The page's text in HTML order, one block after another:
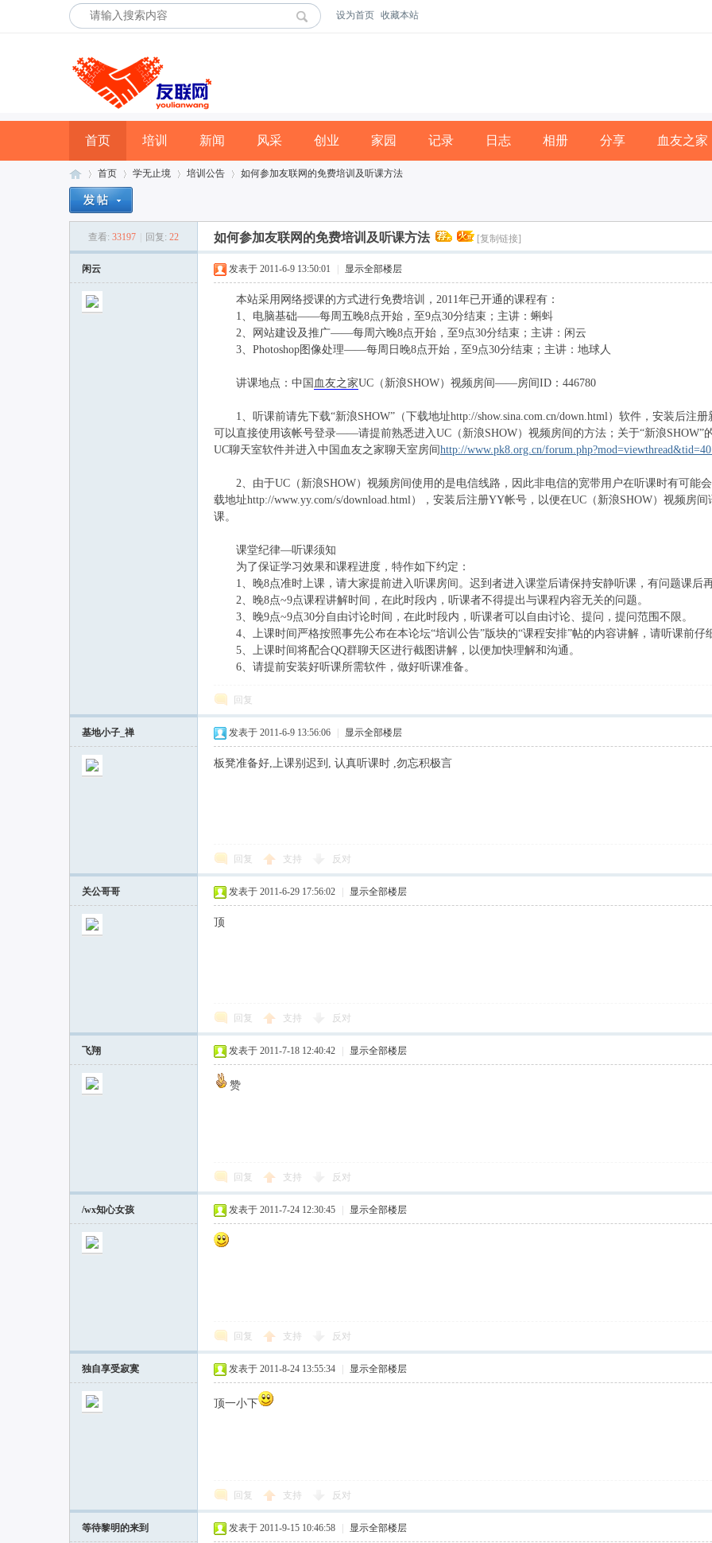
设为首页 收藏本站
首页 培训 新闻 风采 创业 家园 记录 日志 相册 分享 血友之家
首页
›
学无止境
›
培训公告
›
如何参加友联网的免费培训及听课方法
查看: 33197 回复: 22 如何参加友联网的免费培训及听课方法 [复制链接]
闲云 发表于 2011-6-9 13:50:01 显示全部楼层
本站采用网络授课的方式进行免费培训，2011年已开通的课程有：
1、电脑基础——每周五晚8点开始，至9点30分结束；主讲：蝌蚪
2、网站建设及推广——每周六晚8点开始，至9点30分结束；主讲：闲云
3、Photoshop图像处理——每周日晚8点开始，至9点30分结束；主讲：地球人
讲课地点：中国 血友之家UC（新浪SHOW）视频房间——房间ID：446780
1、听课前请先下载“新浪SHOW”（下载地址http://show.sina.com.cn/down.html）软件，安装后注
可以直接使用该帐号登录——请提前熟悉进入UC（新浪SHOW）视频房间的方法；关于“新浪SHOW”
UC聊天室软件并进入中国血友之家聊天室房间http://www.pk8.org.cn/
2、由于UC（新浪SHOW）视频房间使用的是电信线路，因此非电信的宽带用户在听课时有可能
载地址http://www.yy.com/s/download.html），安装后注册YY帐号，以便在UC（新浪SHOW）视频房
课。
课堂纪律—听课须知
为了保证学习效果和课程进度，特作如下约定：
1、晚8点准时上课，请大家提前进入听课房间。迟到者进入课堂后请保持安静听课，有问题课后再
2、晚8点~9点课程讲解时间，在此时段内，听课者不得提出与课程内容无关的问题。
3、晚9点~9点30分自由讨论时间，在此时段内，听课者可以自由讨论、提问，提问范围不限。
4、上课时间严格按照事先公布在本论坛“培训公告”版块的“课程安排”帖的内容讲解，请听课前仔
5、上课时间将配合QQ群聊天区进行截图讲解，以便加快理解和沟通。
6、请提前安装好听课所需软件，做好听课准备。
回复
基地小子_禅 发表于 2011-6-9 13:56:06 显示全部楼层
板凳准备好,上课别迟到, 认真听课时 ,勿忘积极言
回复 支持 反对
关公哥哥 发表于 2011-6-29 17:56:02 显示全部楼层
顶
回复 支持 反对
飞翔 发表于 2011-7-18 12:40:42 显示全部楼层
赞
回复 支持 反对
/wx知心女孩 发表于 2011-7-24 12:30:45 显示全部楼层
回复 支持 反对
独自享受寂寞 发表于 2011-8-24 13:55:34 显示全部楼层
顶一小下
回复 支持 反对
等待黎明的来到 发表于 2011-9-15 10:46:58 显示全部楼层